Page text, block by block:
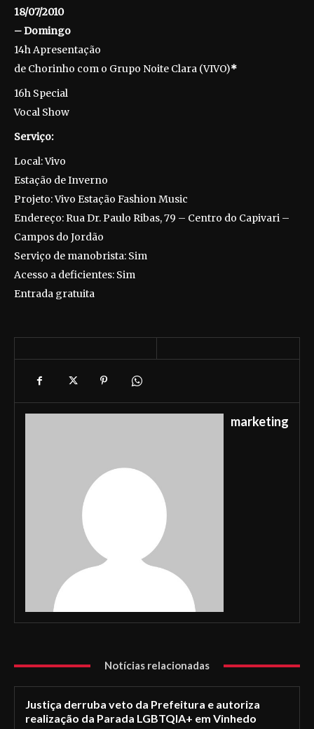
18/07/2010
– Domingo
14h Apresentação
de Chorinho com o Grupo Noite Clara (VIVO)*
16h Special
Vocal Show
Serviço:
Local: Vivo
Estação de Inverno
Projeto: Vivo Estação Fashion Music
Endereço: Rua Dr. Paulo Ribas, 79 – Centro do Capivari –
Campos do Jordão
Serviço de manobrista: Sim
Acesso a deficientes: Sim
Entrada gratuita
marketing
Notícias relacionadas
Justiça derruba veto da Prefeitura e autoriza
realização da Parada LGBTQIA+ em Vinhedo